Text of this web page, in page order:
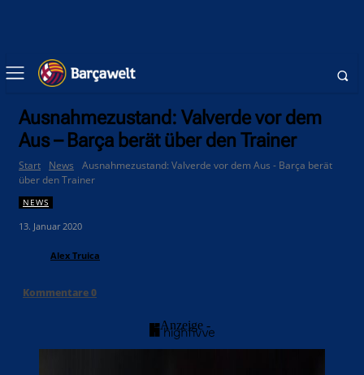
Ausnahmezustand: Valverde vor dem
Aus – Barça berät über den Trainer
Start News
Ausnahmezustand: Valverde vor dem Aus - Barça berät
über den Trainer
NEWS
13. Januar 2020
Alex Truica
Kommentare0
- Anzeige -